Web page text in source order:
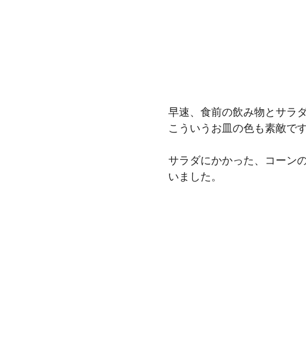
早速、食前の飲み物とサラ
こういうお皿の色も素敵で
サラダにかかった、コーン
いました。